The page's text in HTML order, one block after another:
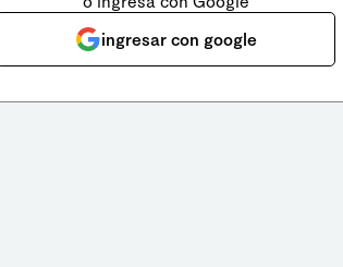
ingresar con google